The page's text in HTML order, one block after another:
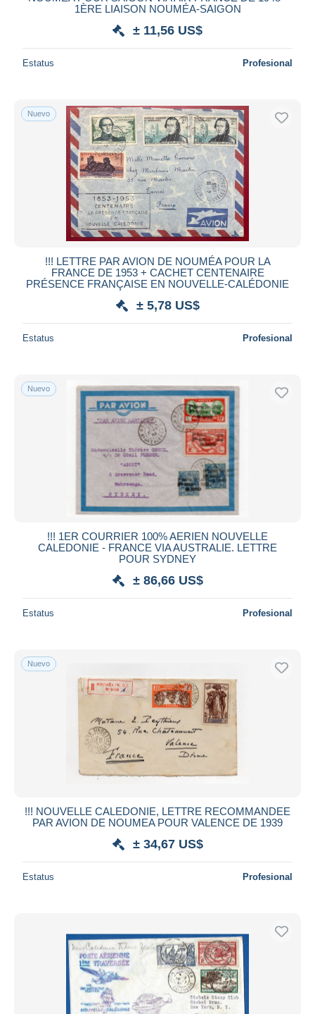
1ÈRE LIAISON NOUMÉA-SAIGON
± 11,56 US$
Estatus Profesional
Nuevo
!!! LETTRE PAR AVION DE NOUMÉA POUR LA
FRANCE DE 1953 + CACHET CENTENAIRE
PRÉSENCE FRANÇAISE EN NOUVELLE-CALÉDONIE
± 5,78 US$
Estatus Profesional
Nuevo
!!! 1ER COURRIER 100% AERIEN NOUVELLE
CALEDONIE - FRANCE VIA AUSTRALIE. LETTRE
POUR SYDNEY
± 86,66 US$
Estatus Profesional
Nuevo
!!! NOUVELLE CALEDONIE, LETTRE RECOMMANDEE
PAR AVION DE NOUMEA POUR VALENCE DE 1939
± 34,67 US$
Estatus Profesional